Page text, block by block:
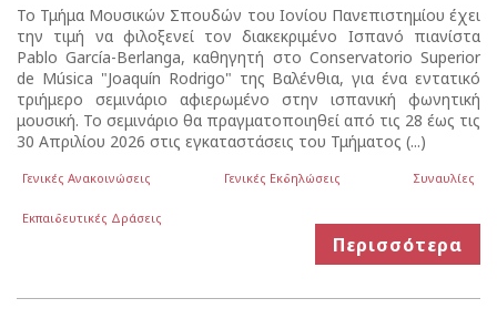
Το Τμήμα Μουσικών Σπουδών του Ιονίου Πανεπιστημίου έχει
την τιμή να φιλοξενεί τον διακεκριμένο Ισπανό πιανίστα
Pablo García-Berlanga, καθηγητή στο Conservatorio Superior
de Música "Joaquín Rodrigo" της Βαλένθια, για ένα εντατικό
τριήμερο σεμινάριο αφιερωμένο στην ισπανική φωνητική
μουσική. Το σεμινάριο θα πραγματοποιηθεί από τις 28 έως τις
30 Απριλίου 2026 στις εγκαταστάσεις του Τμήματος (...)
Γενικές Ανακοινώσεις Γενικές Εκδηλώσεις Συναυλίες
Εκπαιδευτικές Δράσεις
Περισσότερα